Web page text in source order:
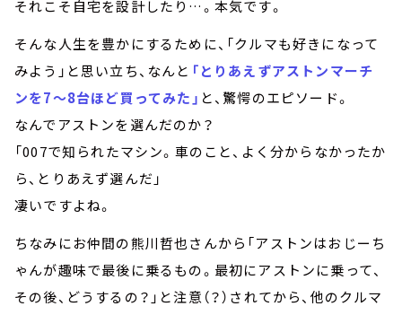
それこそ自宅を設計したり…。本気です。
そんな人生を豊かにするために、「クルマも好きになって
みよう」と思い立ち、なんと 「とりあえずアストンマーチ
ンを7～8台ほど買ってみた」 と、驚愕のエピソード。
なんでアストンを選んだのか？
「007で知られたマシン。車のこと、よく分からなかったか
ら、とりあえず選んだ」
凄いですよね。
ちなみにお仲間の熊川哲也さんから「アストンはおじーち
ゃんが趣味で最後に乗るもの。最初にアストンに乗って、
その後、どうするの？」と注意（？）されてから、他のクルマ